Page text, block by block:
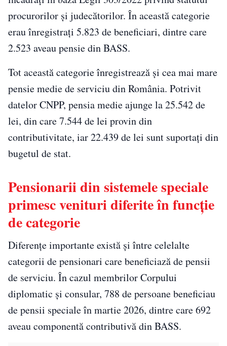
procurorilor și judecătorilor. În această categorie
erau înregistrați 5.823 de beneficiari, dintre care
2.523 aveau pensie din BASS.
Tot această categorie înregistrează și cea mai mare
pensie medie de serviciu din România. Potrivit
datelor CNPP, pensia medie ajunge la 25.542 de
lei, din care 7.544 de lei provin din
contributivitate, iar 22.439 de lei sunt suportați din
bugetul de stat.
Pensionarii din sistemele speciale
primesc venituri diferite în funcție
de categorie
Diferențe importante există și între celelalte
categorii de pensionari care beneficiază de pensii
de serviciu. În cazul membrilor Corpului
diplomatic și consular, 788 de persoane beneficiau
de pensii speciale în martie 2026, dintre care 692
aveau componentă contributivă din BASS.